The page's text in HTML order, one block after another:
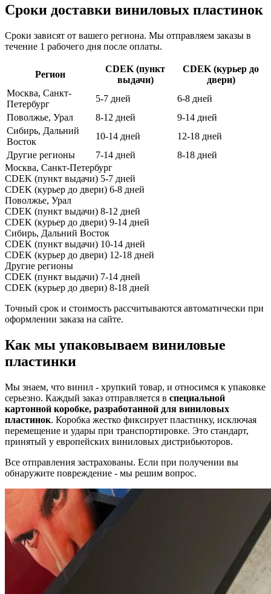
Сроки доставки виниловых пластинок
Сроки зависят от вашего региона. Мы отправляем заказы в
течение 1 рабочего дня после оплаты.
Регион
CDEK (пункт
выдачи)
CDEK (курьер до
двери)
Москва, Санкт-
Петербург
5-7 дней
6-8 дней
Поволжье, Урал
8-12 дней
9-14 дней
Сибирь, Дальний
Восток
10-14 дней
12-18 дней
Другие регионы
7-14 дней
8-18 дней
Москва, Санкт-Петербург
CDEK (пункт выдачи) 5-7 дней
CDEK (курьер до двери) 6-8 дней
Поволжье, Урал
CDEK (пункт выдачи) 8-12 дней
CDEK (курьер до двери) 9-14 дней
Сибирь, Дальний Восток
CDEK (пункт выдачи) 10-14 дней
CDEK (курьер до двери) 12-18 дней
Другие регионы
CDEK (пункт выдачи) 7-14 дней
CDEK (курьер до двери) 8-18 дней
Точный срок и стоимость рассчитываются автоматически при
оформлении заказа на сайте.
Как мы упаковываем виниловые
пластинки
Мы знаем, что винил - хрупкий товар, и относимся к упаковке
серьезно. Каждый заказ отправляется в специальной
картонной коробке, разработанной для виниловых
пластинок. Коробка жестко фиксирует пластинку, исключая
перемещение и удары при транспортировке. Это стандарт,
принятый у европейских виниловых дистрибьюторов.
Все отправления застрахованы. Если при получении вы
обнаружите повреждение - мы решим вопрос.